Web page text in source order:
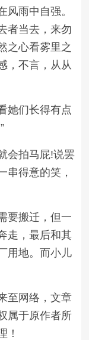
风雨中自强。
者当去，来勿
之心看雾里之
，不言，从从
她们长得有点
会拍马屁!说罢
串得意的笑，
要搬迁，但一
走，最后和其
用地。而小儿
至网络，文章
属于原作者所
！